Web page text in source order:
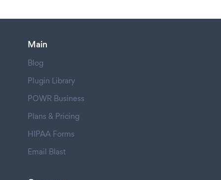
Main
Blog
Plugin Library
POWR Business
Plans & Pricing
HIPAA Forms
Email Blast